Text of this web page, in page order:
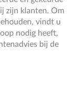
zijn klanten. Om
vindt u
nodig heeft,
bij de